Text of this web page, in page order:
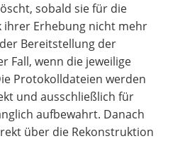
sobald sie für die
ihrer Erhebung nicht mehr
Bereitstellung der
Fall, wenn die jeweilige
Protokolldateien werden
und ausschließlich für
aufbewahrt. Danach
über die Rekonstruktion